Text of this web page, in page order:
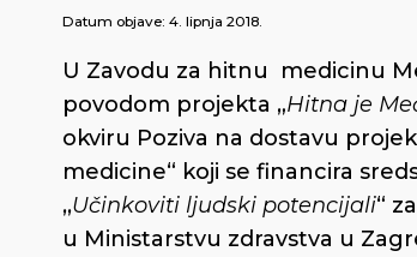
Datum objave: 4. lipnja 2018.
U Zavodu za hitnu medicinu
povodom projekta „Hitna je
okviru Poziva na dostavu
medicine“ koji se financira
,,Učinkoviti ljudski potencijali“
u Ministarstvu zdravstva u